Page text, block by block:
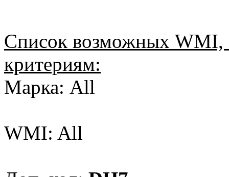
Список возможных
критериям:
Марка: All
WMI: All